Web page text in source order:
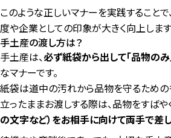
このような正しいマナーを実践すること
度や企業としての印象が大きく向上します
手土産の渡し方は？
手土産は、必ず紙袋から出して「品物のみ
なマナーです。
紙袋は道中の汚れから品物を守るための
立ったままお渡しする際は、品物をすばや
の文字など）をお相手に向けて両手で差し